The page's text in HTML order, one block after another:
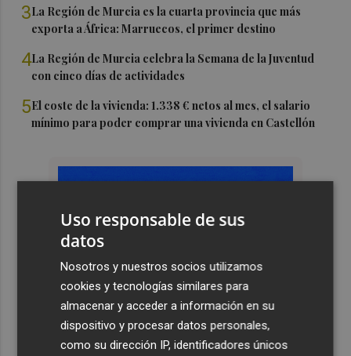
3La Región de Murcia es la cuarta provincia que más
exporta a África: Marruecos, el primer destino
4La Región de Murcia celebra la Semana de la Juventud
con cinco días de actividades
5El coste de la vivienda: 1.338 € netos al mes, el salario
mínimo para poder comprar una vivienda en Castellón
Uso responsable de sus
datos
Nosotros y nuestros socios utilizamos
cookies y tecnologías similares para
almacenar y acceder a información en su
dispositivo y procesar datos personales,
como su dirección IP, identificadores únicos